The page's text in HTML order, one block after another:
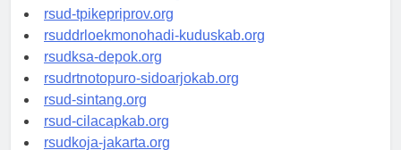
rsud-simeuluekab.org
rsud-tpikepriprov.org
rsuddrloekmonohadi-kuduskab.org
rsudksa-depok.org
rsudrtnotopuro-sidoarjokab.org
rsud-sintang.org
rsud-cilacapkab.org